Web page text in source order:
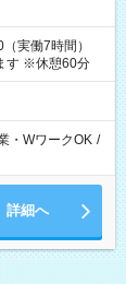
実働7時間）
す ※休憩60分
・WワークOK /
詳細へ